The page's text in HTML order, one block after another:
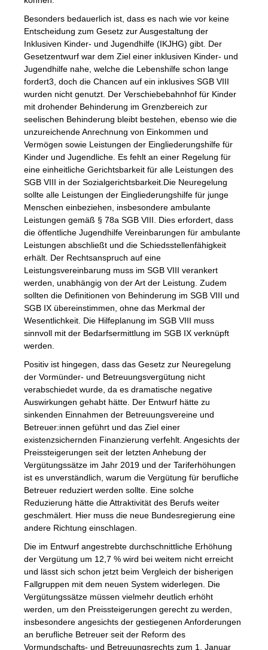
Besonders bedauerlich ist, dass es nach wie vor keine
Entscheidung zum Gesetz zur Ausgestaltung der
Inklusiven Kinder- und Jugendhilfe (IKJHG) gibt. Der
Gesetzentwurf war dem Ziel einer inklusiven Kinder- und
Jugendhilfe nahe, welche die Lebenshilfe schon lange
fordert3, doch die Chancen auf ein inklusives SGB VIII
wurden nicht genutzt. Der Verschiebebahnhof für Kinder
mit drohender Behinderung im Grenzbereich zur
seelischen Behinderung bleibt bestehen, ebenso wie die
unzureichende Anrechnung von Einkommen und
Vermögen sowie Leistungen der Eingliederungshilfe für
Kinder und Jugendliche. Es fehlt an einer Regelung für
eine einheitliche Gerichtsbarkeit für alle Leistungen des
SGB VIII in der Sozialgerichtsbarkeit.Die Neuregelung
sollte alle Leistungen der Eingliederungshilfe für junge
Menschen einbeziehen, insbesondere ambulante
Leistungen gemäß § 78a SGB VIII. Dies erfordert, dass
die öffentliche Jugendhilfe Vereinbarungen für ambulante
Leistungen abschließt und die Schiedsstellenfähigkeit
erhält. Der Rechtsanspruch auf eine
Leistungsvereinbarung muss im SGB VIII verankert
werden, unabhängig von der Art der Leistung. Zudem
sollten die Definitionen von Behinderung im SGB VIII und
SGB IX übereinstimmen, ohne das Merkmal der
Wesentlichkeit. Die Hilfeplanung im SGB VIII muss
sinnvoll mit der Bedarfsermittlung im SGB IX verknüpft
werden.
Positiv ist hingegen, dass das Gesetz zur Neuregelung
der Vormünder- und Betreuungsvergütung nicht
verabschiedet wurde, da es dramatische negative
Auswirkungen gehabt hätte. Der Entwurf hätte zu
sinkenden Einnahmen der Betreuungsvereine und
Betreuer:innen geführt und das Ziel einer
existenzsichernden Finanzierung verfehlt. Angesichts der
Preissteigerungen seit der letzten Anhebung der
Vergütungssätze im Jahr 2019 und der Tariferhöhungen
ist es unverständlich, warum die Vergütung für berufliche
Betreuer reduziert werden sollte. Eine solche
Reduzierung hätte die Attraktivität des Berufs weiter
geschmälert. Hier muss die neue Bundesregierung eine
andere Richtung einschlagen.
Die im Entwurf angestrebte durchschnittliche Erhöhung
der Vergütung um 12,7 % wird bei weitem nicht erreicht
und lässt sich schon jetzt beim Vergleich der bisherigen
Fallgruppen mit dem neuen System widerlegen. Die
Vergütungssätze müssen vielmehr deutlich erhöht
werden, um den Preissteigerungen gerecht zu werden,
insbesondere angesichts der gestiegenen Anforderungen
an berufliche Betreuer seit der Reform des
Vormundschafts- und Betreuungsrechts zum 1. Januar